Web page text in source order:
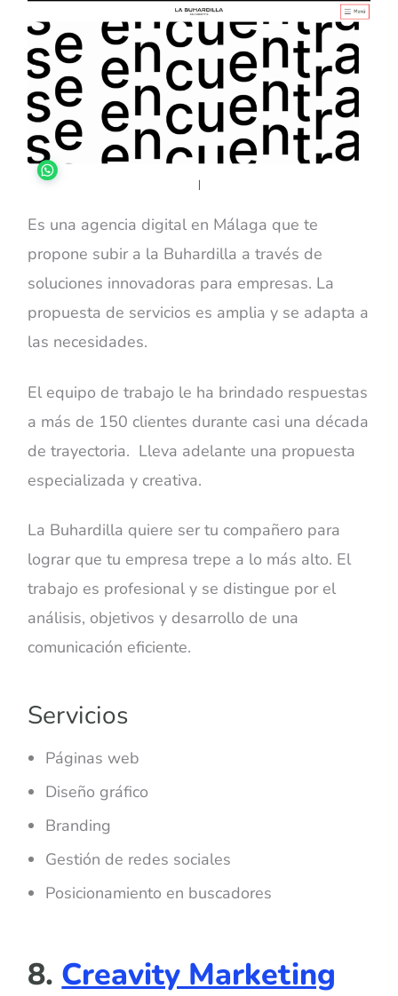
Es una agencia digital en Málaga que te
propone subir a la Buhardilla a través de
soluciones innovadoras para empresas. La
propuesta de servicios es amplia y se adapta a
las necesidades.
El equipo de trabajo le ha brindado respuestas
a más de 150 clientes durante casi una década
de trayectoria. Lleva adelante una propuesta
especializada y creativa.
La Buhardilla quiere ser tu compañero para
lograr que tu empresa trepe a lo más alto. El
trabajo es profesional y se distingue por el
análisis, objetivos y desarrollo de una
comunicación eficiente.
Servicios
Páginas web
Diseño gráfico
Branding
Gestión de redes sociales
Posicionamiento en buscadores
8. Creavity Marketing